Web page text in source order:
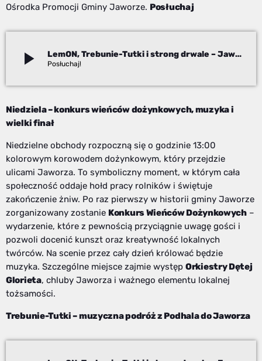
Ośrodka Promocji Gminy Jaworze. Posłuchaj
play_arrow LemON, Trebunie-Tutki i strong drwale – Jaworzański Wrzesień już w ten weekend!
Niedziela – konkurs wieńców dożynkowych, muzyka i
wielki finał
Niedzielne obchody rozpoczną się o godzinie 13:00
kolorowym korowodem dożynkowym, który przejdzie
ulicami Jaworza. To symboliczny moment, w którym cała
społeczność oddaje hołd pracy rolników i świętuje
zakończenie żniw. Po raz pierwszy w historii gminy Jaworze
zorganizowany zostanie Konkurs Wieńców Dożynkowych–
wydarzenie, które z pewnością przyciągnie uwagę gości i
pozwoli docenić kunszt oraz kreatywność lokalnych
twórców. Na scenie przez cały dzień królować będzie
muzyka. Szczególne miejsce zajmie występ Orkiestry Dętej
Glorieta, chluby Jaworza i ważnego elementu lokalnej
tożsamości.
Trebunie-Tutki – muzyczna podróż z Podhala do Jaworza